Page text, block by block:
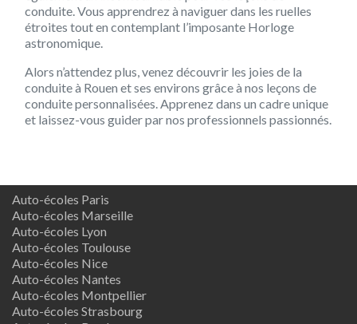
conduite. Vous apprendrez à naviguer dans les ruelles
étroites tout en contemplant l’imposante Horloge
astronomique.
Alors n’attendez plus, venez découvrir les joies de la
conduite à Rouen et ses environs grâce à nos leçons de
conduite personnalisées. Apprenez dans un cadre unique
et laissez-vous guider par nos professionnels passionnés.
Auto-écoles Paris
Auto-écoles Marseille
Auto-écoles Lyon
Auto-écoles Toulouse
Auto-écoles Nice
Auto-écoles Nantes
Auto-écoles Montpellier
Auto-écoles Strasbourg